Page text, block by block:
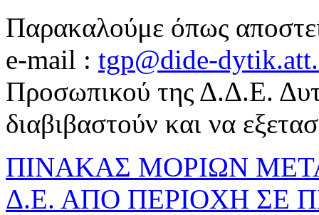
Παρακαλούμε όπως
e-mail : tgp@dide-
Προσωπικού της Δ.Δ.Ε.
διαβιβαστούν και να
ΠΙΝΑΚΑΣ ΜΟΡΙΩΝ
Δ.Ε. ΑΠΟ ΠΕΡΙΟΧΗ ΣΕ